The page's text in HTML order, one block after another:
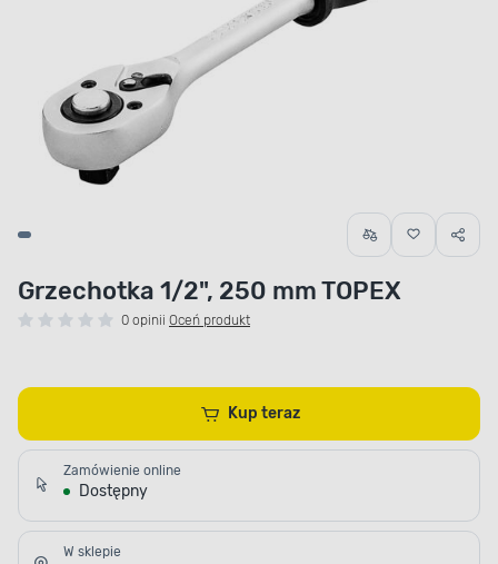
Grzechotka 1/2", 250 mm TOPEX
0 opinii Oceń produkt
Kup teraz
Zamówienie online
Dostępny
W sklepie